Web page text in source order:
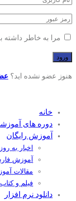
مرا به خاطر داشته
هنوز عضو نشده اید؟
خانه
دوره های
آموزش رایگان
اخبار به روز IT
آموزش
مقالات
فیلم و
دانلود نرم افزار